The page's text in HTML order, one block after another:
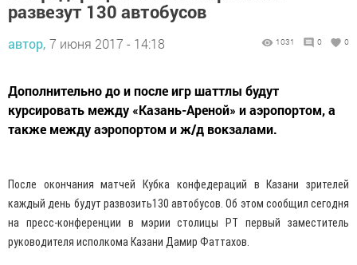
развезут 130 автобусов
автор, 7 июня 2017 - 14:18 1031 0 0
Дополнительно до и после игр шаттлы будут
курсировать между «Казань-Ареной» и аэропортом, а
также между аэропортом и ж/д вокзалами.
После окончания матчей Кубка конфедераций в Казани зрителей
каждый день будут развозить130 автобусов. Об этом сообщил сегодня
на пресс-конференции в мэрии столицы РТ первый заместитель
руководителя исполкома Казани Дамир Фаттахов.